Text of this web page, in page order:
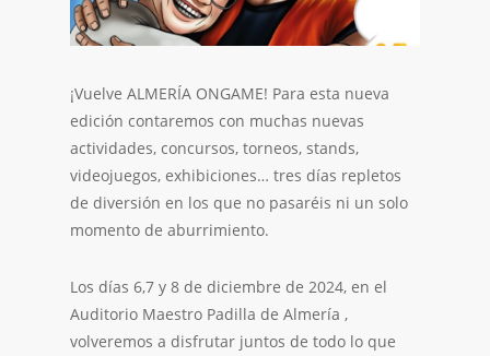
¡Vuelve ALMERÍA ONGAME! Para esta nueva
edición contaremos con muchas nuevas
actividades, concursos, torneos, stands,
videojuegos, exhibiciones… tres días repletos
de diversión en los que no pasaréis ni un solo
momento de aburrimiento.
Los días 6,7 y 8 de diciembre de 2024, en el
Auditorio Maestro Padilla de Almería ,
volveremos a disfrutar juntos de todo lo que